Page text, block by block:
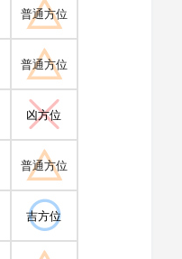
普通方位
普通方位
凶方位
普通方位
吉方位